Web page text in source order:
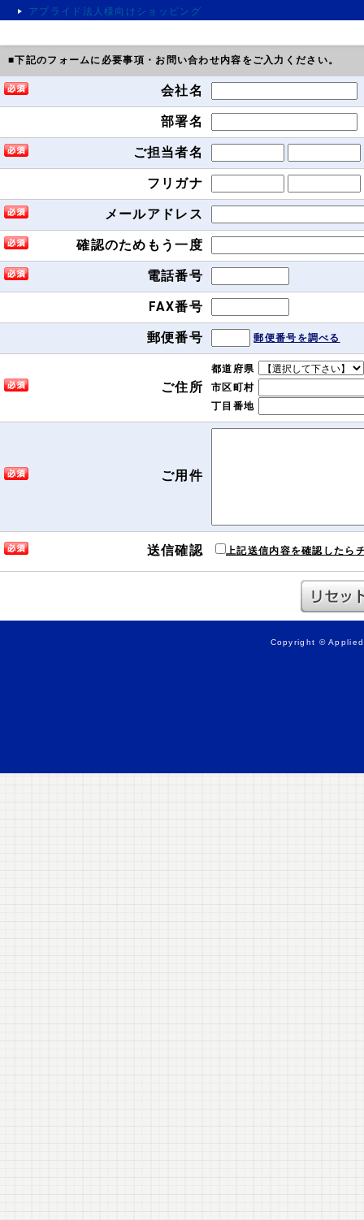
アプライド法人様向けショッピング
■下記のフォームに必要事項・お問い合わせ内容をご入力ください。
会社名
部署名
ご担当者名
フリガナ
メールアドレス
確認のためもう一度
電話番号
FAX番号
郵便番号 郵便番号を調べる
ご住所
都道府県
市区町村
丁目番地
ご用件
送信確認 上記送信内容を確認したら
Copyright ©